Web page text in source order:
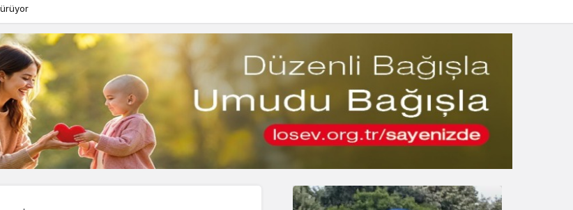
Gündüz modunu seçin.
Gece Modu
Sistem Modu